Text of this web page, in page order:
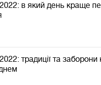
в який день краще
традиції та